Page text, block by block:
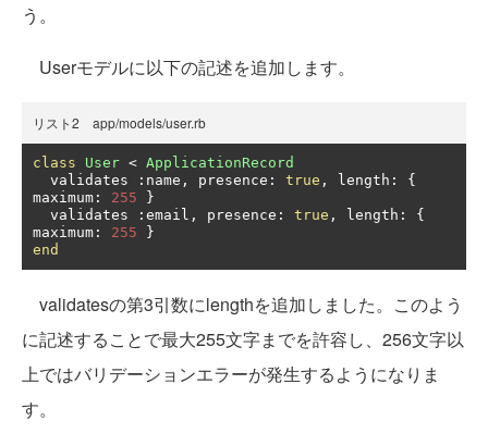
う。
Userモデルに以下の記述を追加します。
リスト2 app/models/user.rb
class User < ApplicationRecord
  validates
: name , presence : true , length :
{
maximum : 255
}
  validates
: email , presence : true , length :
{
maximum : 255
}
end
validatesの第3引数にlengthを追加しました。このよう
に記述することで最大255文字までを許容し、256文字以
上ではバリデーションエラーが発生するようになりま
す。